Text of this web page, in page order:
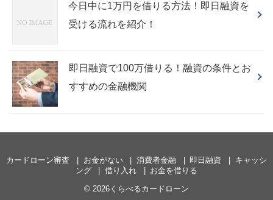
今日中に1万円を借りる方法！即日融資を
受ける流れを紹介！
即日融資で100万借りる！融資の条件とお
すすめの金融機関
カードローン審査 お金がない 消費者金融 即日融資
キャッシ
ング
借り入れ
お金を借りる
© 2026くらべるカードローン